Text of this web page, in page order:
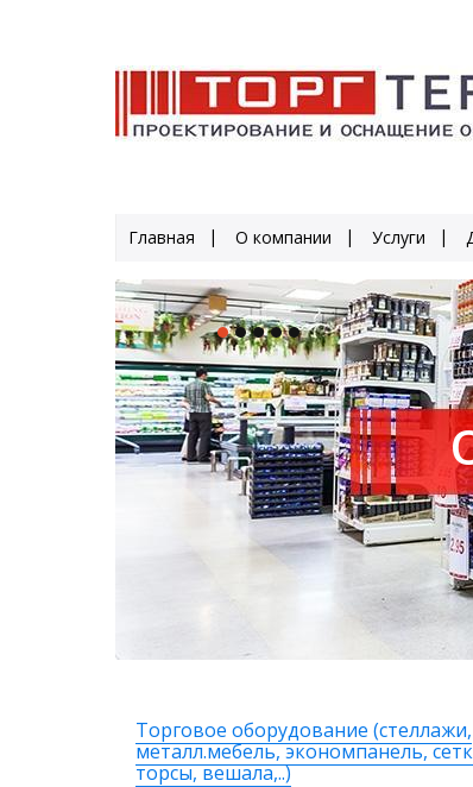
Главная О компании Услуги
Торговое оборудование (стеллажи,
металл.мебель, экономпанель,
торсы, вешала,..)